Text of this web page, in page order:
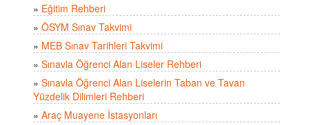
» Eğitim Rehberi
» ÖSYM Sınav Takvimi
» MEB Sınav Tarihleri Takvimi
» Sınavla Öğrenci Alan Liseler Rehberi
» Sınavla Öğrenci Alan Liselerin Taban ve Tavan
Yüzdelik Dilimleri Rehberi
» Araç Muayene İstasyonları